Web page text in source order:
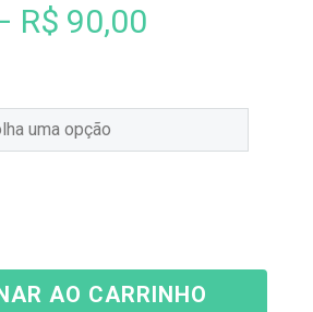
R$ 90,00
AO CARRINHO